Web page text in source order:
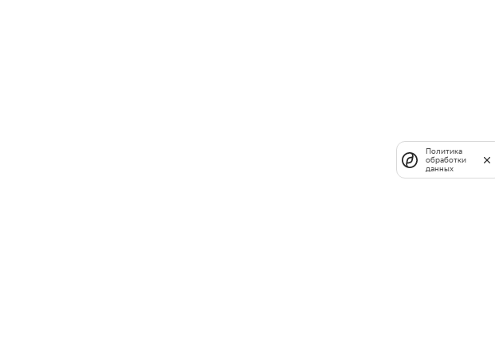
Политика
обработки
данных